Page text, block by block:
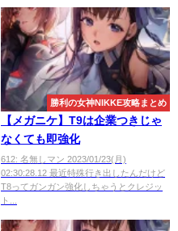
勝利の女神NIKKE攻略まとめ
【メガニケ】T9は企業つきじゃ
なくても即強化
612: 名無しマン 2023/01/23(月)
02:30:28.12 最近特殊行き出したんだけど
T8ってガンガン強化しちゃうとクレジッ
ト...